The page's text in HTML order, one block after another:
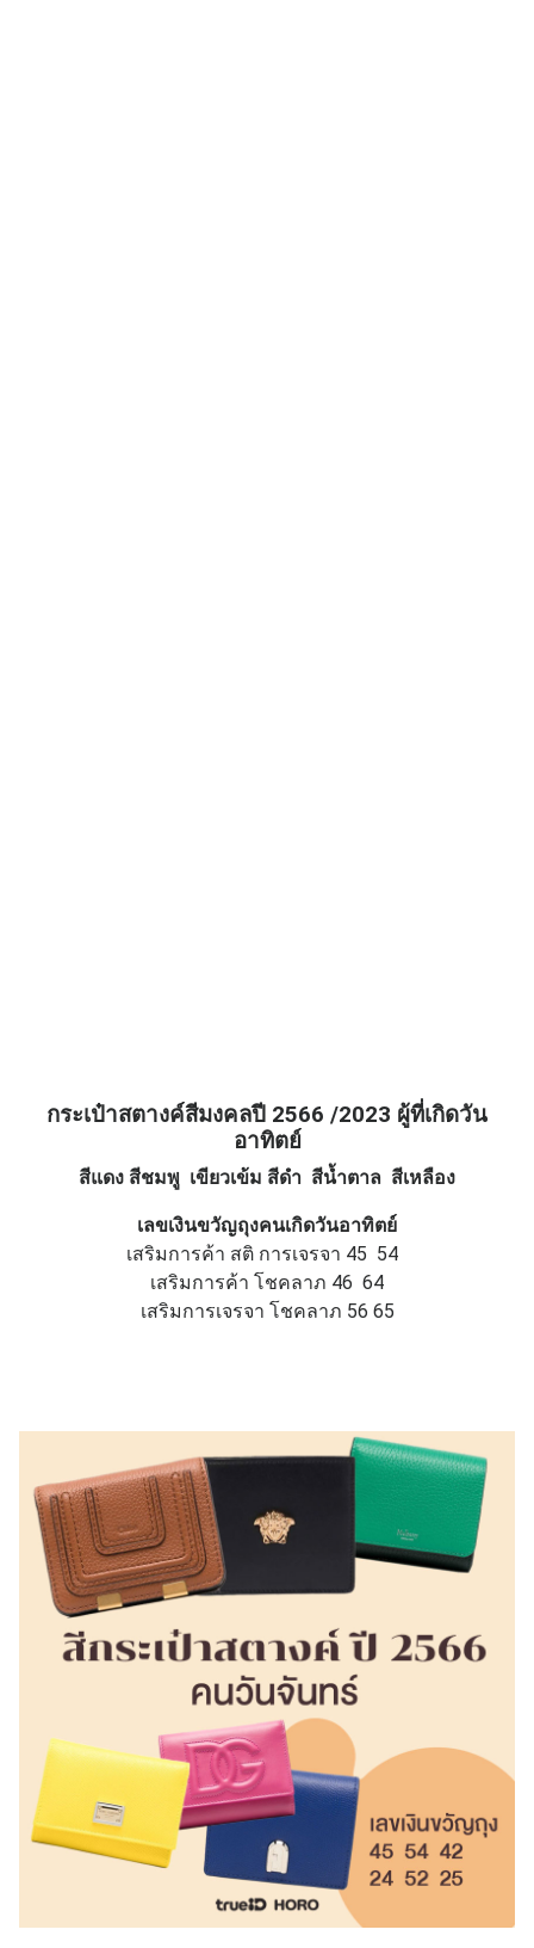
กระเป๋าสตางค์สีมงคลปี 2566 /2023 ผู้ที่เกิดวัน
อาทิตย์
สีแดง สีชมพู เขียวเข้ม สีดำ สีน้ำตาล สีเหลือง
เลขเงินขวัญถุงคนเกิดวันอาทิตย์
เสริมการค้า สติ การเจรจา 45 54
เสริมการค้า โชคลาภ 46 64
เสริมการเจรจา โชคลาภ 56 65